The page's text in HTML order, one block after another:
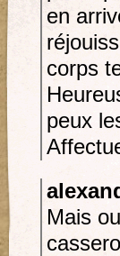
en
corps
peux
Mais